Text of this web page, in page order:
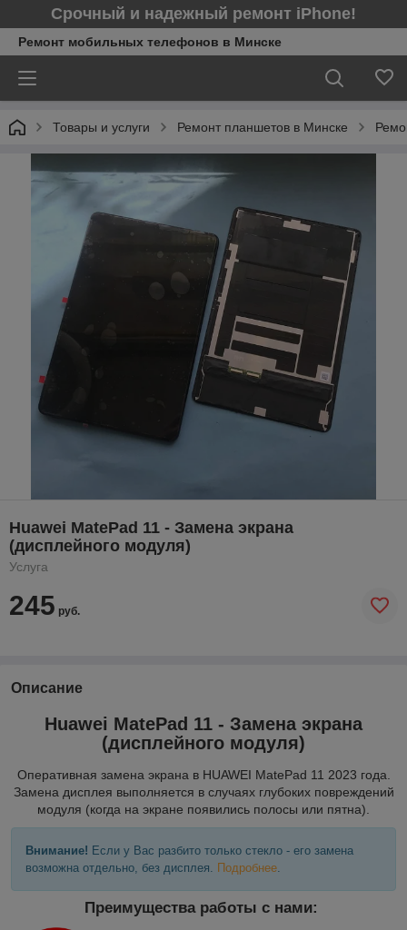
Срочный и надежный ремонт iPhone!
Ремонт мобильных телефонов в Минcке
Товары и услуги Ремонт планшетов в Минске
Huawei MatePad 11 - Замена экрана
(дисплейного модуля)
Услуга
245 руб.
Описание
Huawei MatePad 11 - Замена экрана
(дисплейного модуля)
Оперативная замена экрана в HUAWEI MatePad 11 2023 года.
Замена дисплея выполняется в случаях глубоких повреждений
модуля (когда на экране появились полосы или пятна).
Внимание! Если у Вас разбито только стекло - его замена
возможна отдельно, без дисплея. Подробнее.
Преимущества работы с нами: